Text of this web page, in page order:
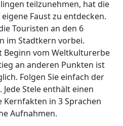
teilzunehmen, hat die
Faust zu entdecken.
Touristen an den 6
im Stadtkern vorbei.
Beginn vom Weltkulturerbe
an anderen Punkten ist
Folgen Sie einfach der
Stele enthält einen
in 3 Sprachen
Aufnahmen.